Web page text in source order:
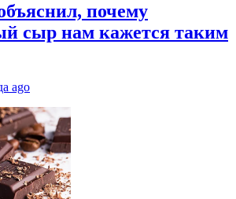
почему
сыр нам кажется таким
ago